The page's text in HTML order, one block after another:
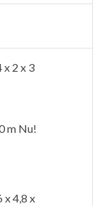
x 2 x 3
m Nu!
x 4,8 x